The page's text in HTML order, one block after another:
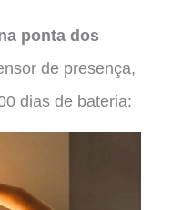
ponta dos
de presença,
dias de bateria: